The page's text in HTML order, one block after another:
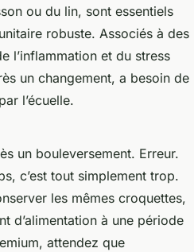
ou du lin, sont essentiels
robuste. Associés à des
l’inflammation et du stress
un changement, a besoin de
l’écuelle.
un bouleversement. Erreur.
c’est tout simplement trop.
les mêmes croquettes,
d’alimentation à une période
attendez que